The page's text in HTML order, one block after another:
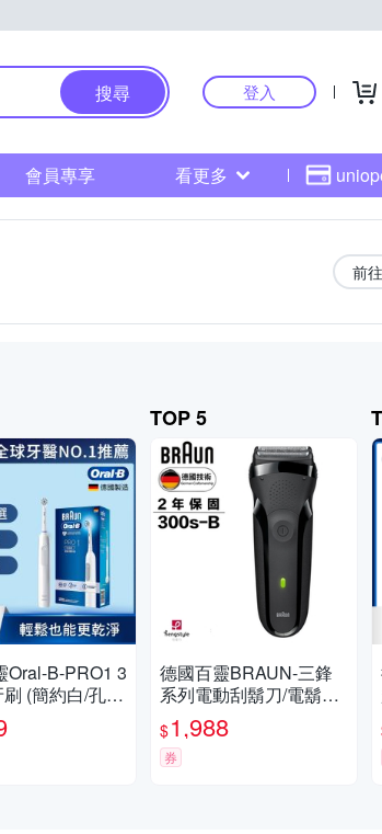
搜尋 登入
會員專享 看更多
前
Oral-B-PRO1 3
(簡約白/孔雀
TOP 5
德國百靈BRAUN-三鋒
系列電動刮鬍刀/電鬍刀
(黑)300s-B
$1,988
券